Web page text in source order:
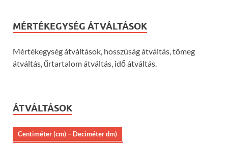
MÉRTÉKEGYSÉG ÁTVÁLTÁSOK
Mértékegység átváltások, hosszúság átváltás, tömeg
átváltás, űrtartalom átváltás, idő átváltás.
ÁTVÁLTÁSOK
Centiméter (cm) – Deciméter dm)